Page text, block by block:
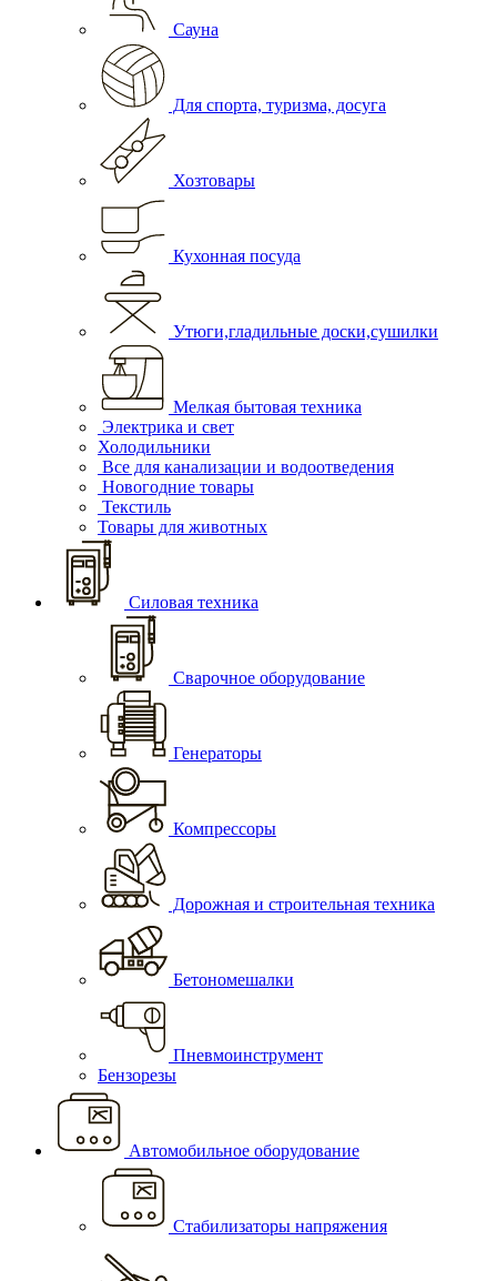
Сауна
Для спорта, туризма, досуга
Хозтовары
Кухонная посуда
Утюги,гладильные доски,сушилки
Мелкая бытовая техника
Электрика и свет
Холодильники
Все для канализации и водоотведения
Новогодние товары
Текстиль
Товары для животных
Силовая техника
Сварочное оборудование
Генераторы
Компрессоры
Дорожная и строительная техника
Бетономешалки
Пневмоинструмент
Бензорезы
Автомобильное оборудование
Стабилизаторы напряжения